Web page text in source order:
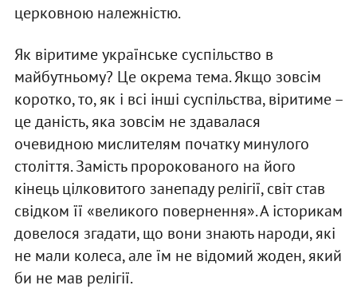
церковною належністю.
Як віритиме українське суспільство в
майбутньому? Це окрема тема. Якщо зовсім
коротко, то, як і всі інші суспільства, віритиме –
це даність, яка зовсім не здавалася
очевидною мислителям початку минулого
століття. Замість пророкованого на його
кінець цілковитого занепаду релігії, світ став
свідком її «великого повернення». А історикам
довелося згадати, що вони знають народи, які
не мали колеса, але їм не відомий жоден, який
би не мав релігії.